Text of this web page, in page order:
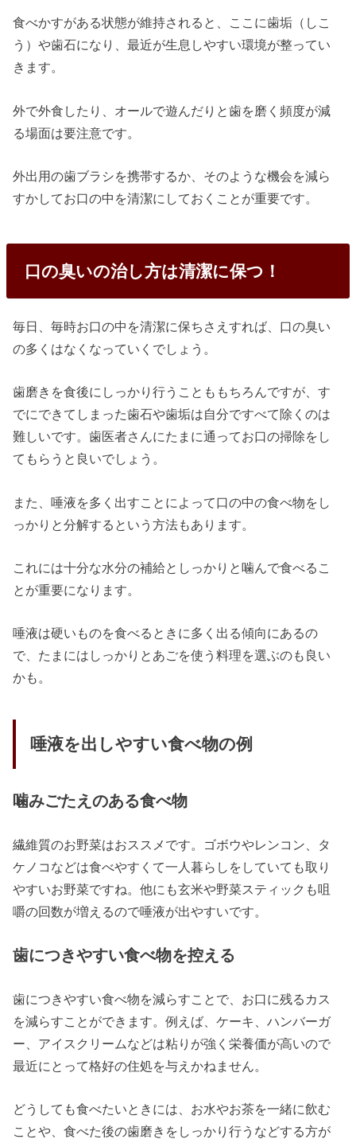
食べかすがある状態が維持されると、ここに歯垢（しこ
う）や歯石になり、最近が生息しやすい環境が整ってい
きます。
外で外食したり、オールで遊んだりと歯を磨く頻度が減
る場面は要注意です。
外出用の歯ブラシを携帯するか、そのような機会を減ら
すかしてお口の中を清潔にしておくことが重要です。
口の臭いの治し方は清潔に保つ！
毎日、毎時お口の中を清潔に保ちさえすれば、口の臭い
の多くはなくなっていくでしょう。
歯磨きを食後にしっかり行うことももちろんですが、す
でにできてしまった歯石や歯垢は自分ですべて除くのは
難しいです。歯医者さんにたまに通ってお口の掃除をし
てもらうと良いでしょう。
また、唾液を多く出すことによって口の中の食べ物をし
っかりと分解するという方法もあります。
これには十分な水分の補給としっかりと噛んで食べるこ
とが重要になります。
唾液は硬いものを食べるときに多く出る傾向にあるの
で、たまにはしっかりとあごを使う料理を選ぶのも良い
かも。
唾液を出しやすい食べ物の例
噛みごたえのある食べ物
繊維質のお野菜はおススメです。ゴボウやレンコン、タ
ケノコなどは食べやすくて一人暮らしをしていても取り
やすいお野菜ですね。他にも玄米や野菜スティックも咀
嚼の回数が増えるので唾液が出やすいです。
歯につきやすい食べ物を控える
歯につきやすい食べ物を減らすことで、お口に残るカス
を減らすことができます。例えば、ケーキ、ハンバーガ
ー、アイスクリームなどは粘りが強く栄養価が高いので
最近にとって格好の住処を与えかねません。
どうしても食べたいときには、お水やお茶を一緒に飲む
ことや、食べた後の歯磨きをしっかり行うなどする方が